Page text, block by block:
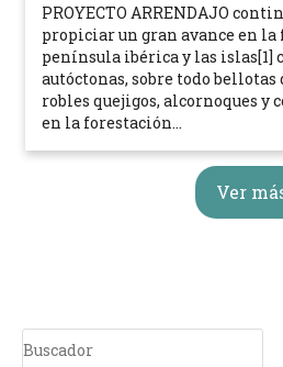
PROYECTO ARRENDAJO
propiciar un gran avance en
península ibérica y las islas[1]
autóctonas, sobre todo bellotas
robles quejigos, alcornoques y
en la forestación...
Ver